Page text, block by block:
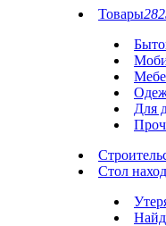
Товары
Для
Стол